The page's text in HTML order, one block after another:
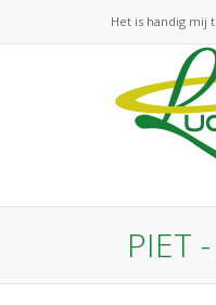
Het is handig mij
PIET